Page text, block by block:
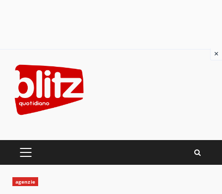
content
PRIMARY
agenzie
×